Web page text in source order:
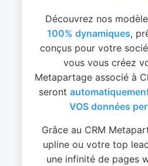
Découvrez nos
100% dynamiques,
conçus pour votre
vous vous créez
Metapartage associé à
seront
VOS données
Grâce au CRM
upline ou votre top
une infinité de pages